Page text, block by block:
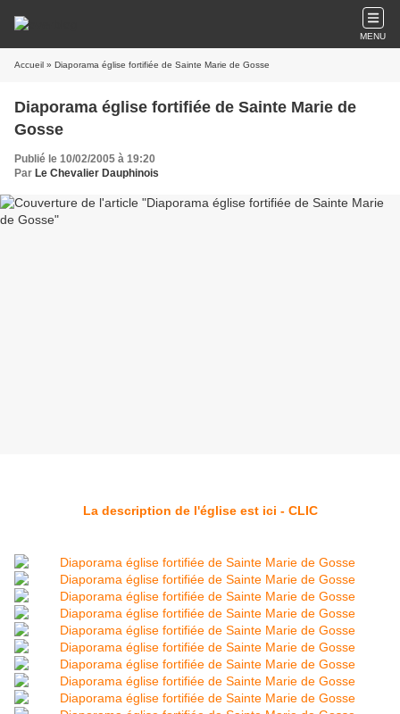
MENU
Accueil » Diaporama église fortifiée de Sainte Marie de Gosse
Diaporama église fortifiée de Sainte Marie de
Gosse
Publié le 10/02/2005 à 19:20
Par Le Chevalier Dauphinois
La description de l'église est ici - CLIC